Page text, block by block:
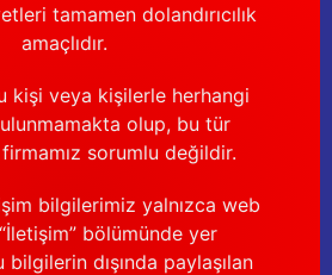
tamamen dolandırıcılık
amaçlıdır.
kişi veya kişilerle herhangi
olup, bu tür
sorumlu değildir.
bilgilerimiz yalnızca web
bölümünde yer
bilgilerin dışında paylaşılan